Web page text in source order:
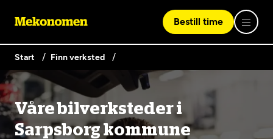
Finn verksted
Bestill time
Logg inn med Vipps
Vipps på denne enhet
Start Finn verksted
Våre bilverksteder i
Sarpsborg kommune